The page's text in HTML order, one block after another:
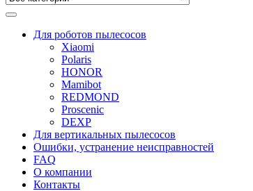
Для роботов пылесосов
Xiaomi
Polaris
HONOR
Mamibot
REDMOND
Proscenic
DEXP
Для вертикальных пылесосов
Ошибки, устранение неисправностей
FAQ
О компании
Контакты